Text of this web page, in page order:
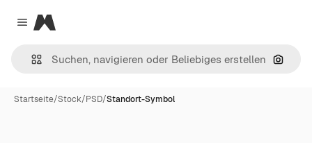
Close menu
Magnific
Nach
Startseite/Stock/PSD/Standort-Symbol